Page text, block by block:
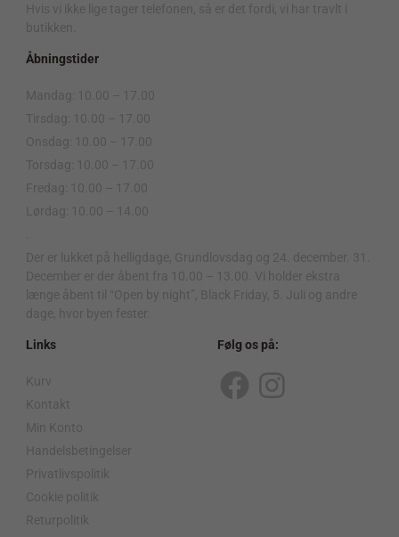
Hvis vi ikke lige tager telefonen, så er det fordi, vi har travlt i
butikken.
Åbningstider
Mandag: 10.00 – 17.00
Tirsdag: 10.00 – 17.00
Onsdag: 10.00 – 17.00
Torsdag: 10.00 – 17.00
Fredag: 10.00 – 17.00
Lørdag: 10.00 – 14.00
Der er lukket på helligdage, Grundlovsdag og 24. december. 31.
December er der åbent fra 10.00 – 13.00. Vi holder ekstra
længe åbent til “Open by night”, Black Friday, 5. Juli og andre
dage, hvor byen fester.
Links
Kurv
Kontakt
Min Konto
Handelsbetingelser
Privatlivspolitik
Cookie politik
Returpolitik
Følg os på:
F
I